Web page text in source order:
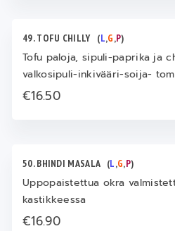
49. TOFU CHILLY (L,G,P)
Tofu paloja, sipuli-paprika ja
valkosipuli-inkivääri-soija-
€16.50
50. BHINDI MASALA (L,G,P)
Uppopaistettua okra
kastikkeessa
€16.90